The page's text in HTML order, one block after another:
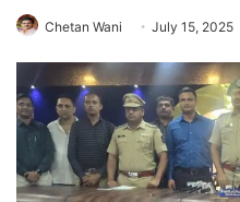
Chetan Wani July 15, 2025